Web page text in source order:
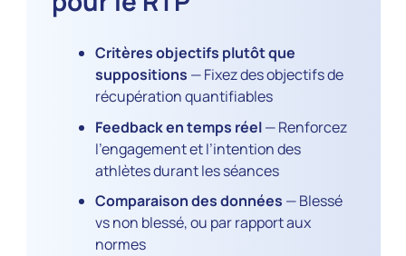
Critères objectifs plutôt que
suppositions — Fixez des objectifs de
récupération quantifiables
Feedback en temps réel— Renforcez
l’engagement et l’intention des
athlètes durant les séances
Comparaison des données — Blessé
vs non blessé, ou par rapport aux
normes